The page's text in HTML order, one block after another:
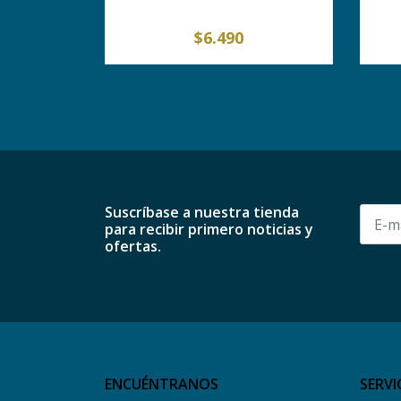
+
$6.490
Suscríbase a nuestra tienda
para recibir primero noticias y
ofertas.
ENCUÉNTRANOS